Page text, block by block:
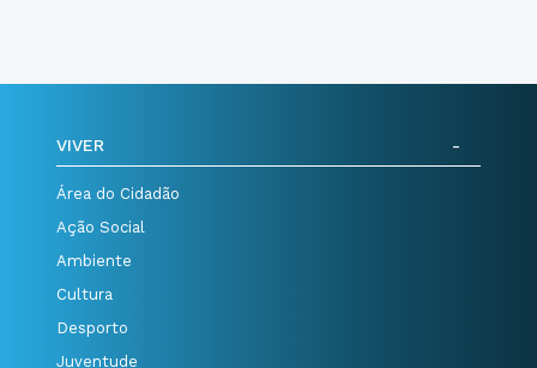
VIVER
Área do Cidadão
Ação Social
Ambiente
Cultura
Desporto
Juventude